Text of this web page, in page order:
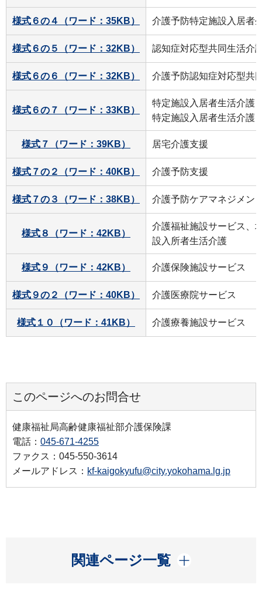
様式６の４（ワード：35KB） 介護予防特定施設入居者
様式６の５（ワード：32KB） 認知症対応型共同生活介
様式６の６（ワード：32KB） 介護予防認知症対応型共
様式６の７（ワード：33KB）
特定施設入居者生活介護
特定施設入居者生活介護
様式７（ワード：39KB） 居宅介護支援
様式７の２（ワード：40KB） 介護予防支援
様式７の３（ワード：38KB） 介護予防ケアマネジメン
様式８（ワード：42KB）
介護福祉施設サービス、
設入所者生活介護
様式９（ワード：42KB） 介護保険施設サービス
様式９の２（ワード：40KB） 介護医療院サービス
様式１０（ワード：41KB） 介護療養施設サービス
このページへのお問合せ
健康福祉局高齢健康福祉部介護保険課
電話： 045-671-4255
ファクス：045-550-3614
メールアドレス： kf-kaigokyufu@city.yokohama.lg.jp
関連ページ一覧
開く